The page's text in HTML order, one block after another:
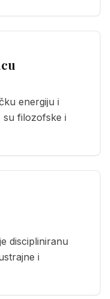
energiju i
su filozofske i
discipliniranu
i